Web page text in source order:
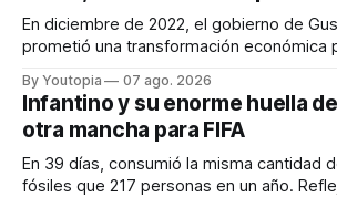
En diciembre de 2022, el gobierno de
prometió una transformación económica
By Youtopia 07 ago. 2026
Infantino y su enorme huella
otra mancha para FIFA
En 39 días, consumió la misma cantidad
fósiles que 217 personas en un año.